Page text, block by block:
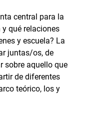
central para la
qué relaciones
y escuela? La
juntas/os, de
sobre aquello que
de diferentes
teórico, los y